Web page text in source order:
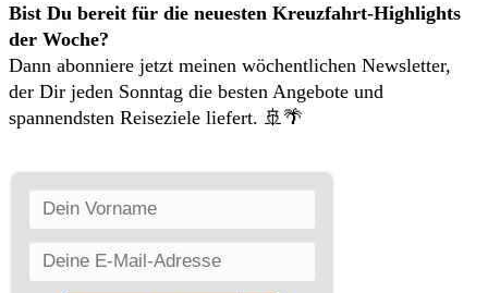
Bist Du bereit für die neuesten Kreuzfahrt-Highlights
der Woche?
Dann abonniere jetzt meinen wöchentlichen Newsletter,
der Dir jeden Sonntag die besten Angebote und
spannendsten Reiseziele liefert. 🚢🌴